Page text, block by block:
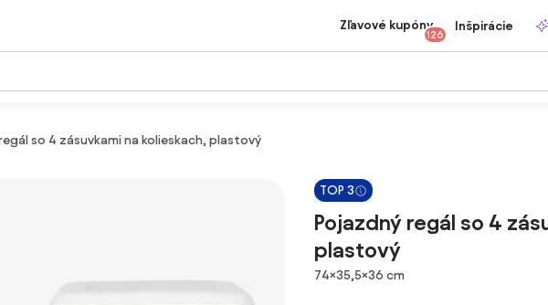
Zľavové kupóny
126
Inšpirácie
so 4 zásuvkami na kolieskach, plastový
TOP 3
Pojazdný regál so 4
plastový
Rozmery
74×35,5×36 cm